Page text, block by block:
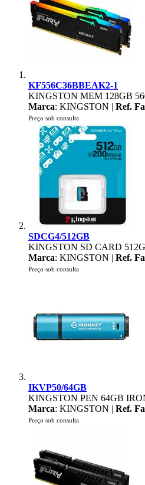
KF556C36BBEAK2-1
KINGSTON MEM 128GB
Marca: KINGSTON | Ref.
Preço sob consulta
SDCG4/512GB
KINGSTON SD CARD
Marca: KINGSTON | Ref.
Preço sob consulta
IKVP50/64GB
KINGSTON PEN 64GB
Marca: KINGSTON | Ref.
Preço sob consulta